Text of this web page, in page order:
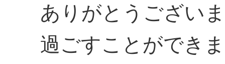
ありがとうござい
過ごすことができ